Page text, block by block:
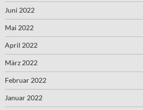
Juni 2022
Mai 2022
April 2022
März 2022
Februar 2022
Januar 2022